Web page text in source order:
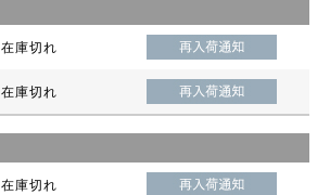
在庫切れ
在庫切れ
在庫切れ